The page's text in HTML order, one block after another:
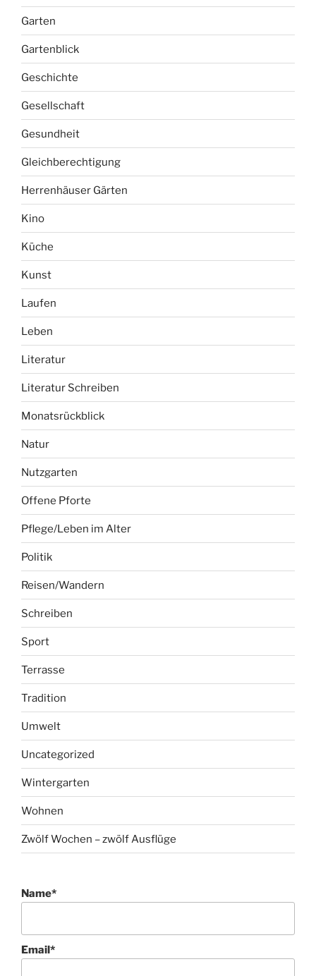
Garten
Gartenblick
Geschichte
Gesellschaft
Gesundheit
Gleichberechtigung
Herrenhäuser Gärten
Kino
Küche
Kunst
Laufen
Leben
Literatur
Literatur Schreiben
Monatsrückblick
Natur
Nutzgarten
Offene Pforte
Pflege/Leben im Alter
Politik
Reisen/Wandern
Schreiben
Sport
Terrasse
Tradition
Umwelt
Uncategorized
Wintergarten
Wohnen
Zwölf Wochen – zwölf Ausflüge
Name*
Email*